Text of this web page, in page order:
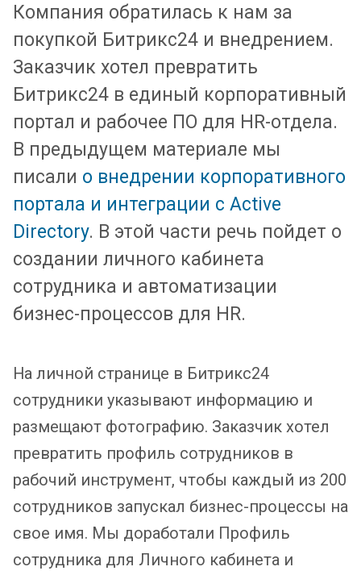
Компания обратилась к нам за
покупкой Битрикс24 и внедрением.
Заказчик хотел превратить
Битрикс24 в единый корпоративный
портал и рабочее ПО для HR-отдела.
В предыдущем материале мы
писали о внедрении корпоративного
портала и интеграции с Active
Directory. В этой части речь пойдет о
создании личного кабинета
сотрудника и автоматизации
бизнес-процессов для HR.
На личной странице в Битрикс24
сотрудники указывают информацию и
размещают фотографию. Заказчик хотел
превратить профиль сотрудников в
рабочий инструмент, чтобы каждый из 200
сотрудников запускал бизнес-процессы на
свое имя. Мы доработали Профиль
сотрудника для Личного кабинета и